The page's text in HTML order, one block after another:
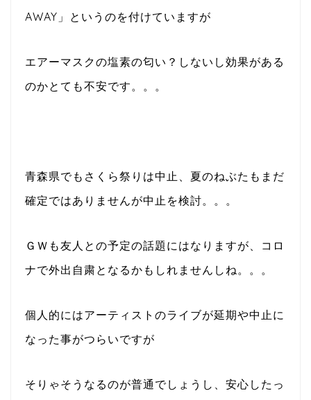
AWAY」というのを付けていますが
エアーマスクの塩素の匂い？しないし効果がある
のかとても不安です。。。
青森県でもさくら祭りは中止、夏のねぶたもまだ
確定ではありませんが中止を検討。。。
ＧＷも友人との予定の話題にはなりますが、コロ
ナで外出自粛となるかもしれませんしね。。。
個人的にはアーティストのライブが延期や中止に
なった事がつらいですが
そりゃそうなるのが普通でしょうし、安心したっ